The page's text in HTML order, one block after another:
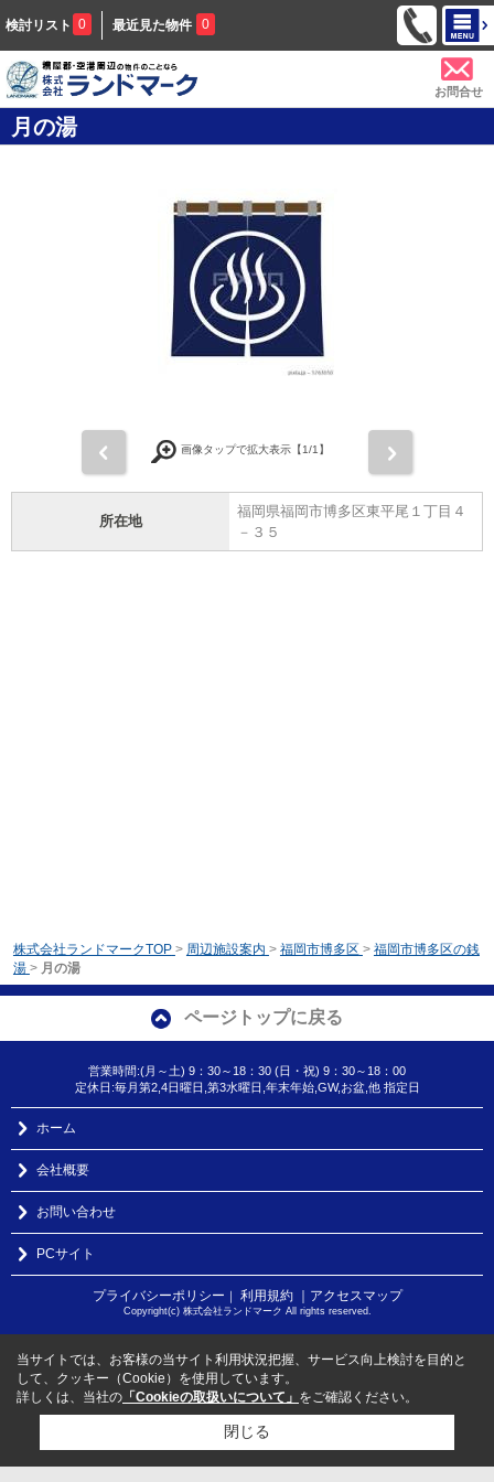
検討リスト 0 最近見た物件 0
お問合せ
月の湯
画像タップで拡大表示【1/1】
所在地
福岡県福岡市博多区東平尾１丁目４
－３５
株式会社ランドマークTOP > 周辺施設案内 > 福岡市博多区 > 福岡市博多区の銭
湯 > 月の湯
ページトップに戻る
営業時間:(月～土) 9：30～18：30 (日・祝) 9：30～18：00
定休日:毎月第2,4日曜日,第3水曜日,年末年始,GW,お盆,他 指定日
ホーム
会社概要
お問い合わせ
PCサイト
プライバシーポリシー ｜ 利用規約 ｜アクセスマップ
Copyright(c) 株式会社ランドマーク All rights reserved.
当サイトでは、お客様の当サイト利用状況把握、サービス向上検討を目的と
して、クッキー（Cookie）を使用しています。
詳しくは、当社の 「Cookieの取扱いについて」 をご確認ください。
閉じる